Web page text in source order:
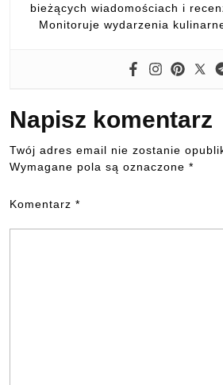
bieżących wiadomościach i
Monitoruje wydarzenia
Napisz komentarz
Twój adres email nie zostanie
Wymagane pola są oznaczone *
Komentarz *